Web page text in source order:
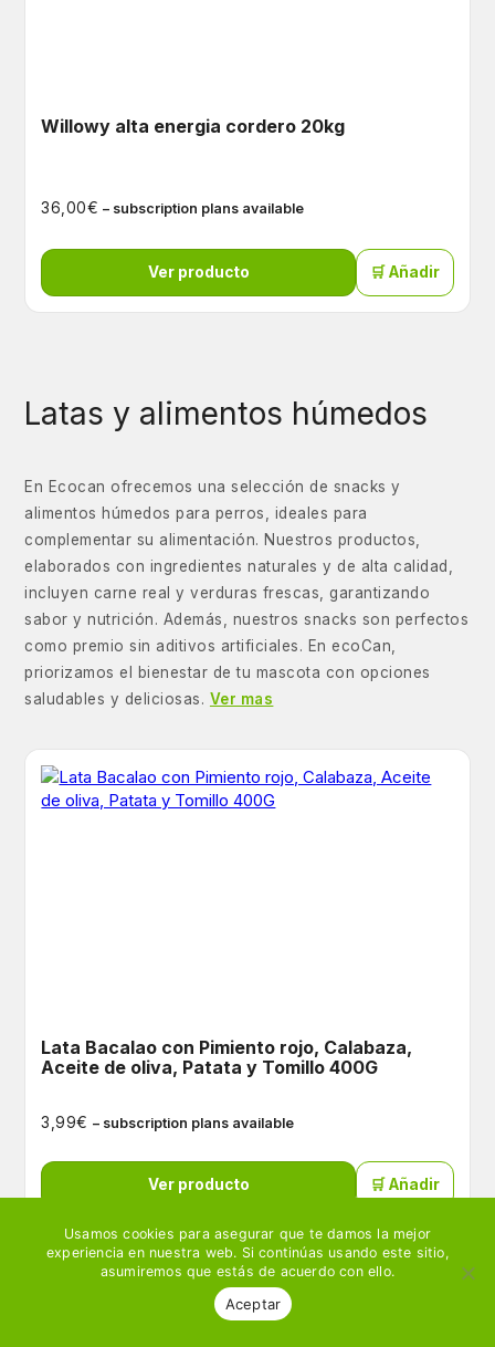
Willowy alta energia cordero 20kg
36,00€ – subscription plans available
Ver producto 🛒 Añadir
Latas y alimentos húmedos
En Ecocan ofrecemos una selección de snacks y
alimentos húmedos para perros, ideales para
complementar su alimentación. Nuestros productos,
elaborados con ingredientes naturales y de alta calidad,
incluyen carne real y verduras frescas, garantizando
sabor y nutrición. Además, nuestros snacks son perfectos
como premio sin aditivos artificiales. En ecoCan,
priorizamos el bienestar de tu mascota con opciones
saludables y deliciosas. Ver mas
Lata Bacalao con Pimiento rojo, Calabaza,
Aceite de oliva, Patata y Tomillo 400G
3,99€ – subscription plans available
Ver producto 🛒 Añadir
Usamos cookies para asegurar que te damos la mejor
experiencia en nuestra web. Si continúas usando este sitio,
asumiremos que estás de acuerdo con ello.
Aceptar